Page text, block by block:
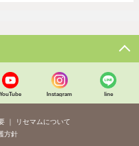
YouTube Instagram line
リセマムについて
方針